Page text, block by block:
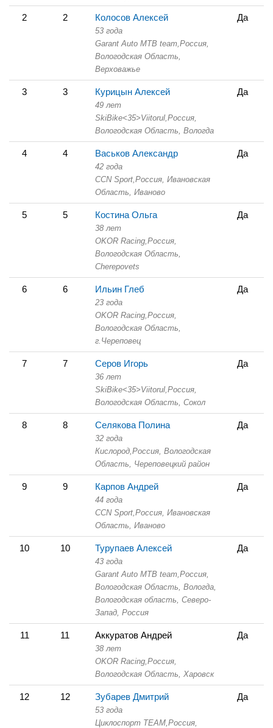
2 2 Колосов Алексей
53 года
Garant Auto MTB team, Россия,
Вологодская Область,
Верховажье
Да
3 3 Курицын Алексей
49 лет
SkiBike<35>Viitorul, Россия,
Вологодская Область, Вологда
Да
4 4 Васьков Александр
42 года
CCN Sport, Россия, Ивановская
Область, Иваново
Да
5 5 Костина Ольга
38 лет
OKOR Racing, Россия,
Вологодская Область,
Cherepovets
Да
6 6 Ильин Глеб
23 года
OKOR Racing, Россия,
Вологодская Область,
г.Череповец
Да
7 7 Серов Игорь
36 лет
SkiBike<35>Viitorul, Россия,
Вологодская Область, Сокол
Да
8 8 Селякова Полина
32 года
Кислород, Россия, Вологодская
Область,
Череповецкий район
Да
9 9 Карпов Андрей
44 года
CCN Sport, Россия, Ивановская
Область, Иваново
Да
10 10 Турупаев Алексей
43 года
Garant Auto MTB team, Россия,
Вологодская Область, Вологда,
Вологодская область, Северо-
Запад, Россия
Да
11 11 Аккуратов Андрей
38 лет
OKOR Racing, Россия,
Вологодская Область,
Харовск
Да
12 12 Зубарев Дмитрий
53 года
Циклоспорт TEAM, Россия,
Да